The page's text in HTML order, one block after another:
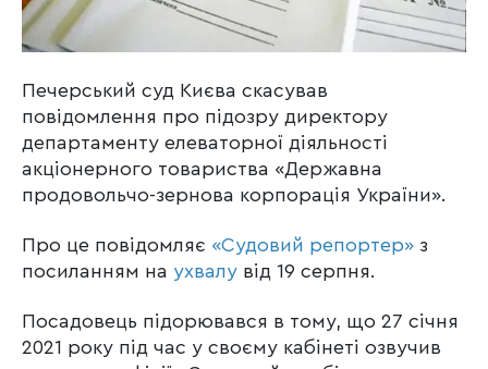
Печерський суд Києва скасував
повідомлення про підозру директору
департаменту елеваторної діяльності
акціонерного товариства «Державна
продовольчо-зернова корпорація України».
Про це повідомляє «Судовий репортер» з
посиланням на ухвалу від 19 серпня.
Посадовець підорювався в тому, що 27 січня
2021 року під час у своєму кабінеті озвучив